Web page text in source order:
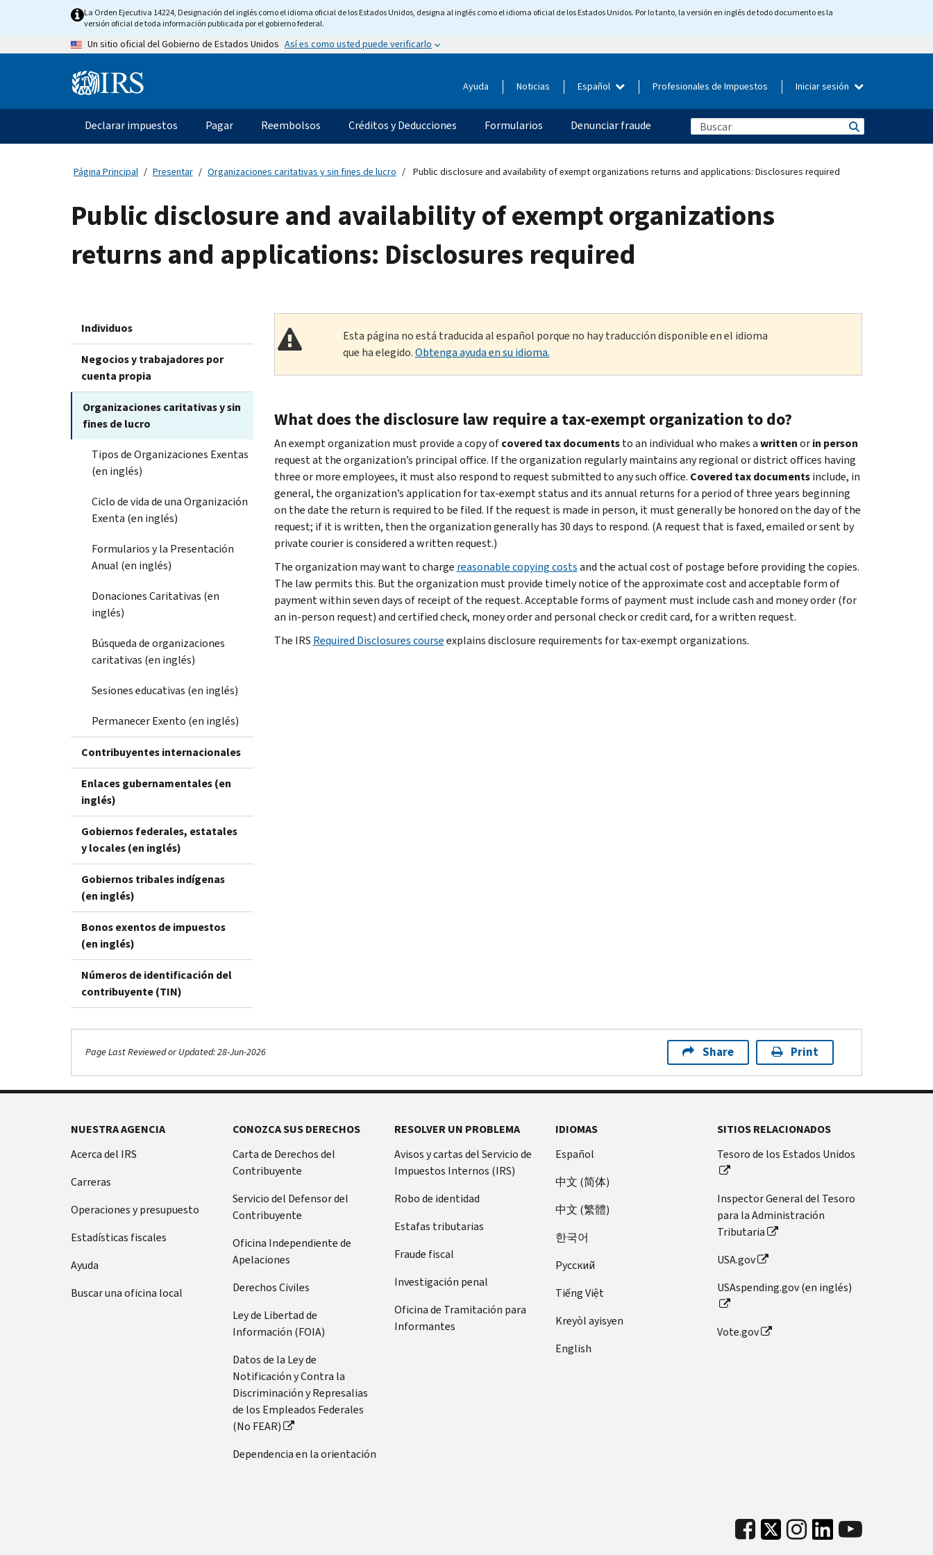
content
La Orden Ejecutiva 14224, Designación del inglés como el idioma oficial de los Estados Unidos, designa al inglés como el idioma oficial de los Estados Unidos. Por lo tanto, la versión en inglés de todo documento es la
versión oficial de toda información publicada por el gobierno federal.
Un sitio oficial del Gobierno de Estados Unidos Así es como usted puede verificarlo
Information Ayuda Noticias Español Profesionales de Impuestos Iniciar sesión
Navegación
principal
Declarar impuestos Pagar Reembolsos Créditos y Deducciones Formularios Denunciar fraude
Página Principal Presentar Organizaciones caritativas y sin fines de lucro Public disclosure and availability of exempt organizations returns and applications: Disclosures required
Public disclosure and availability of exempt organizations
returns and applications: Disclosures required
Individuos
Negocios y trabajadores por
cuenta propia
Organizaciones caritativas y sin
fines de lucro
Tipos de Organizaciones Exentas
(en inglés)
Ciclo de vida de una Organización
Exenta (en inglés)
Formularios y la Presentación
Anual (en inglés)
Donaciones Caritativas (en
inglés)
Búsqueda de organizaciones
caritativas (en inglés)
Sesiones educativas (en inglés)
Permanecer Exento (en inglés)
Contribuyentes internacionales
Enlaces gubernamentales (en
inglés)
Gobiernos federales, estatales
y locales (en inglés)
Gobiernos tribales indígenas
(en inglés)
Bonos exentos de impuestos
(en inglés)
Números de identificación del
contribuyente (TIN)
Esta página no está traducida al español porque no hay traducción disponible en el idioma
que ha elegido.Obtenga ayuda en su idioma.
What does the disclosure law require a tax-exempt organization to do?
An exempt organization must provide a copy ofcovered tax documentsto an individual who makes awrittenorin person
request at the organization’s principal office. If the organization regularly maintains any regional or district offices having
three or more employees, it must also respond to request submitted to any such office. Covered tax documentsinclude, in
general, the organization’s application for tax-exempt status and its annual returns for a period of three years beginning
on the date the return is required to be filed. If the request is made in person, it must generally be honored on the day of the
request; if it is written, then the organization generally has 30 days to respond. (A request that is faxed, emailed or sent by
private courier is considered a written request.)
The organization may want to charge reasonable copying costsand the actual cost of postage before providing the copies.
The law permits this. But the organization must provide timely notice of the approximate cost and acceptable form of
payment within seven days of receipt of the request. Acceptable forms of payment must include cash and money order (for
an in-person request) and certified check, money order and personal check or credit card, for a written request.
The IRS Required Disclosures courseexplains disclosure requirements for tax-exempt organizations.
Page Last Reviewed or Updated: 28-Jun-2026 Share Print
NUESTRA AGENCIA
Acerca del IRS
Carreras
Operaciones y presupuesto
Estadísticas fiscales
Ayuda
Buscar una oficina local
CONOZCA SUS DERECHOS
Carta de Derechos del
Contribuyente
Servicio del Defensor del
Contribuyente
Oficina Independiente de
Apelaciones
Derechos Civiles
Ley de Libertad de
Información (FOIA)
Datos de la Ley de
Notificación y Contra la
Discriminación y Represalias
de los Empleados Federales
(No FEAR)
Dependencia en la orientación
RESOLVER UN PROBLEMA
Avisos y cartas del Servicio de
Impuestos Internos (IRS)
Robo de identidad
Estafas tributarias
Fraude fiscal
Investigación penal
Oficina de Tramitación para
Informantes
IDIOMAS
Español
中文 (简体)
中文 (繁體)
한국어
Pусский
Tiếng Việt
Kreyòl ayisyen
English
SITIOS RELACIONADOS
Tesoro de los Estados Unidos
Inspector General del Tesoro
para la Administración
Tributaria
USA.gov
USAspending.gov (en inglés)
Vote.gov